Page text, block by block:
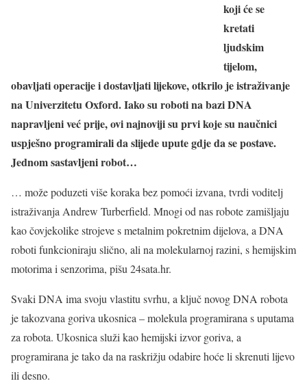
koji će se
kretati
ljudskim
tijelom,
obavljati operacije i dostavljati lijekove, otkrilo je istraživanje
na Univerzitetu Oxford. Iako su roboti na bazi DNA
napravljeni već prije, ovi najnoviji su prvi koje su naučnici
uspješno programirali da slijede upute gdje da se postave.
Jednom sastavljeni robot…
… može poduzeti više koraka bez pomoći izvana, tvrdi voditelj
istraživanja Andrew Turberfield. Mnogi od nas robote zamišljaju
kao čovjekolike strojeve s metalnim pokretnim dijelova, a DNA
roboti funkcioniraju slično, ali na molekularnoj razini, s hemijskim
motorima i senzorima, pišu 24sata.hr.
Svaki DNA ima svoju vlastitu svrhu, a ključ novog DNA robota
je takozvana goriva ukosnica – molekula programirana s uputama
za robota. Ukosnica služi kao hemijski izvor goriva, a
programirana je tako da na raskrižju odabire hoće li skrenuti lijevo
ili desno.